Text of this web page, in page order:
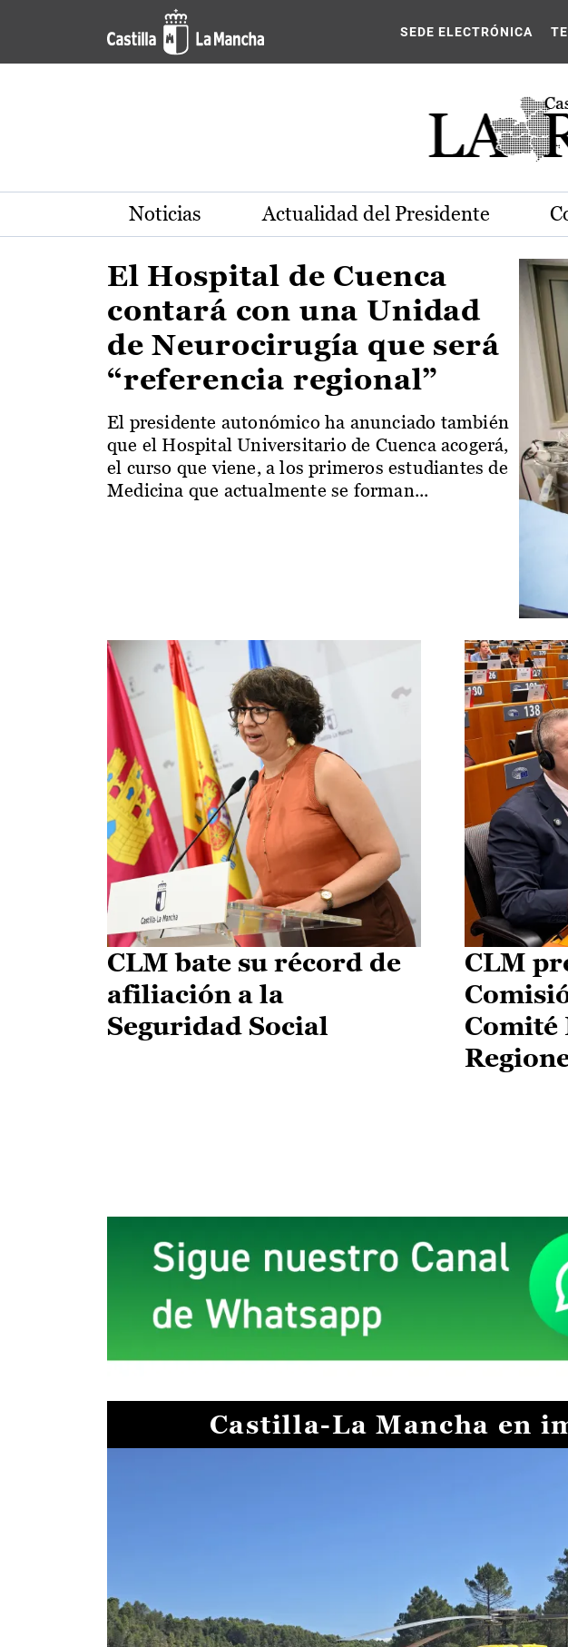
Pasar al contenido principal
Actualidad de la región de Castilla-La
SEDE ELECTRÓNICA
Noticias Actualidad del Presidente
El Hospital de Cuenca
contará con una Unidad
de Neurocirugía que será
“referencia regional”
El presidente autonómico ha anunciado también
que el Hospital Universitario de Cuenca acogerá,
el curso que viene, a los primeros estudiantes de
Medicina que actualmente se forman...
CLM bate su récord de
afiliación a la
Seguridad Social
CLM
Comité
Castilla-La Mancha en